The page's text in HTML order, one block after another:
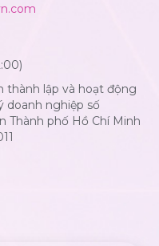
thành lập và hoạt động
doanh nghiệp số
Thành phố Hồ Chí Minh